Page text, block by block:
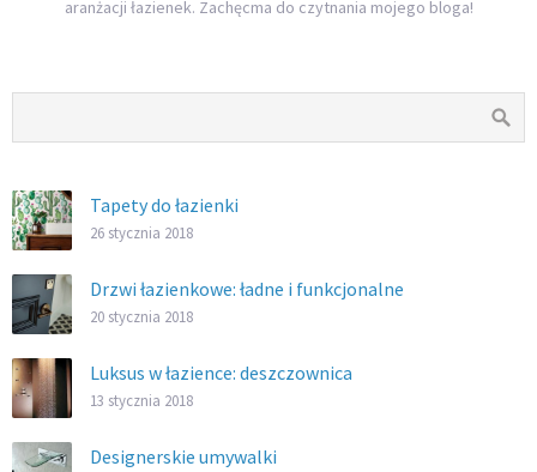
aranżacji łazienek. Zachęcma do czytnania mojego bloga!
Tapety do łazienki
26 stycznia 2018
Drzwi łazienkowe: ładne i funkcjonalne
20 stycznia 2018
Luksus w łazience: deszczownica
13 stycznia 2018
Designerskie umywalki